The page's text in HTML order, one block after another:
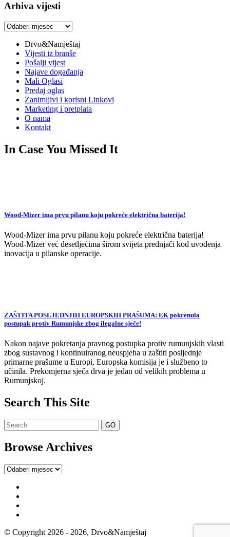
Arhiva vijesti
Arhiva
Drvo&Namještaj
Vijesti iz branše
Pošalji vijest
Najave događanja
Mali Oglasi
Predaj oglas
Zanimljivi i korisni Linkovi
Marketing i pretplata
O nama
Kontakt
In Case You Missed It
Wood-Mizer ima prvu pilanu koju pokreće električna baterija!
Wood-Mizer ima prvu pilanu koju pokreće električna baterija!
Wood-Mizer već desetljećima širom svijeta prednjači kod uvođenja
inovacija u pilanske operacije.
ZAŠTITA POSLJEDNJIH EUROPSKIH PRAŠUMA: EK pokrenula
postupak protiv Rumunjske zbog ilegalne sječe!
Nakon najave pokretanja pravnog postupka protiv rumunjskih vlasti
zbog sustavnog i kontinuiranog neuspjeha u zaštiti posljednje
primarne prašume u Europi, Europska komisija je i službeno to
učinila. Prekomjerna sječa drva je jedan od velikih problema u
Rumunjskoj.
Search This Site
Browse Archives
Browse
© Copyright 2026 - 2026, Drvo&Namještaj